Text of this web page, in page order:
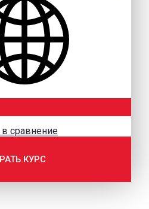
КУРС
сравнение